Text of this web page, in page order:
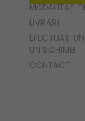
MODALITĂȚI
LIVRĂRI
EFECTUAȚI
UN SCHIMB
CONTACT